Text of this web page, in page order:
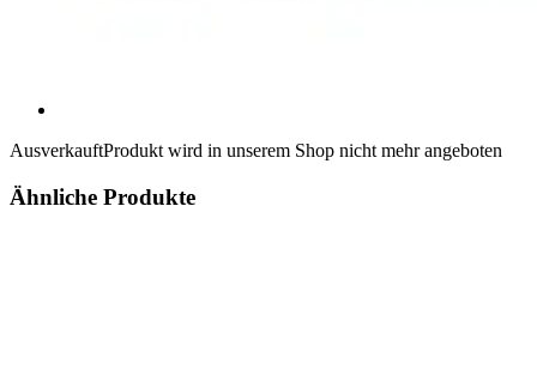
AusverkauftProdukt wird in unserem Shop nicht mehr angeboten
Ähnliche Produkte